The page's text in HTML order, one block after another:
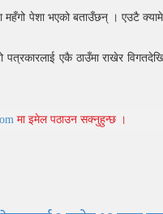
महँगो पेशा भएको बताउँछन् । एउटै
एकै ठाउँमा राखेर
मा इमेल पठाउन सक्नुहुन्छ ।